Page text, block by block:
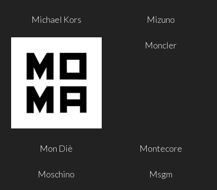
Michael Kors Mizuno
Moncler
Mon Diè Montecore
Moschino Msgm